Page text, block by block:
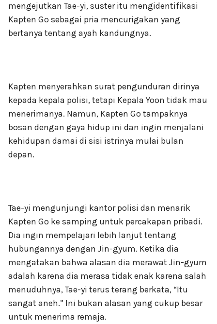
mengejutkan Tae-yi, suster itu mengidentifikasi
Kapten Go sebagai pria mencurigakan yang
bertanya tentang ayah kandungnya.
Kapten menyerahkan surat pengunduran dirinya
kepada kepala polisi, tetapi Kepala Yoon tidak mau
menerimanya. Namun, Kapten Go tampaknya
bosan dengan gaya hidup ini dan ingin menjalani
kehidupan damai di sisi istrinya mulai bulan
depan.
Tae-yi mengunjungi kantor polisi dan menarik
Kapten Go ke samping untuk percakapan pribadi.
Dia ingin mempelajari lebih lanjut tentang
hubungannya dengan Jin-gyum. Ketika dia
mengatakan bahwa alasan dia merawat Jin-gyum
adalah karena dia merasa tidak enak karena salah
menuduhnya, Tae-yi terus terang berkata, “Itu
sangat aneh.” Ini bukan alasan yang cukup besar
untuk menerima remaja.